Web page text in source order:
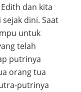
dan kita
dini. Saat
untuk
telah
putrinya
orang tua
putrinya